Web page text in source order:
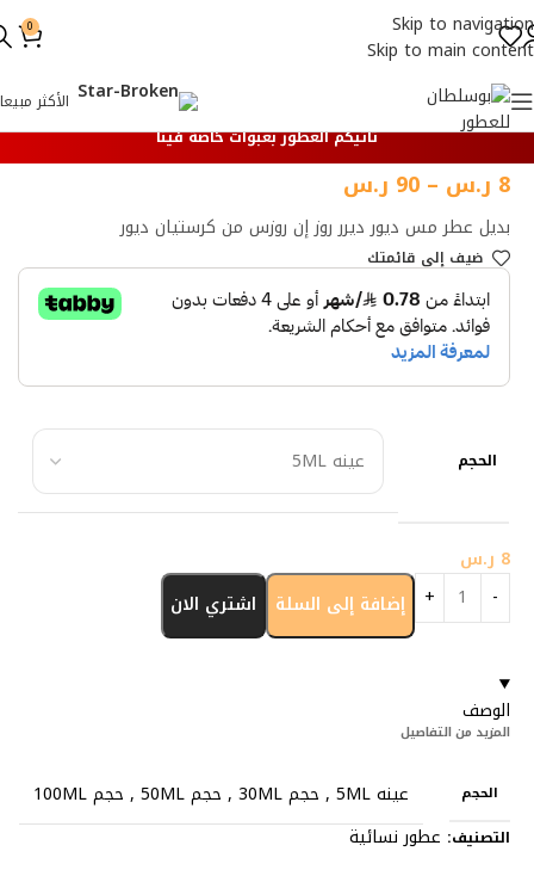
Skip to navigation
Skip to main content
0
الأكثر مبيعا
تأتيكم العطور بعبوات خاصة فينا
بديل عطر مس ديور ديرر روز إن روزس من كرستيان ديور
8 ر.س –
90 ر.س
ضيف إلي قائمتك
الحجم
8 ر.س
إضافة إلى السلة
اشتري الان
الوصف
المزيد من التفاصيل
الحجم عينه 5ML , حجم 30ML , حجم 50ML , حجم 100ML
التصنيف: عطور نسائية